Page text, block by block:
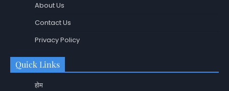
About Us
Contact Us
Privacy Policy
Quick Links
होम